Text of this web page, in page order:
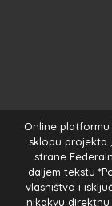
Online platformu
sklopu projekta
strane
daljem tekstu
vlasništvo i
nikakvu